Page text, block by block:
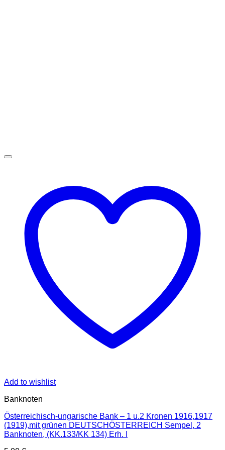
Add to wishlist
Banknoten
Österreichisch-ungarische Bank – 1 u.2 Kronen 1916,1917
(1919),mit grünen DEUTSCHÖSTERREICH Sempel, 2
Banknoten, (KK.133/KK 134) Erh. I